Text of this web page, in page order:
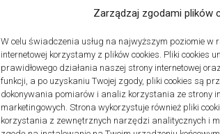
Zarządzaj zgodami plików
W celu świadczenia usług na najwyższym poziomie w
internetowej korzystamy z plików cookies. Pliki cookies
prawidłowego działania naszej strony internetowej
funkcji, a po uzyskaniu Twojej zgody, pliki cookies są
dokonywania pomiarów i analiz korzystania ze strony
marketingowych. Strona wykorzystuje również pliki
korzystania z zewnętrznych narzędzi analitycznych i